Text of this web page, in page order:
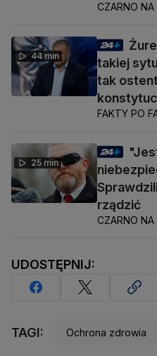
CZARNO NA
44 min
takiej
tak
FAKTY PO
25 min
rządzić
CZARNO NA
UDOSTĘPNIJ:
TAGI: Ochrona zdrowia